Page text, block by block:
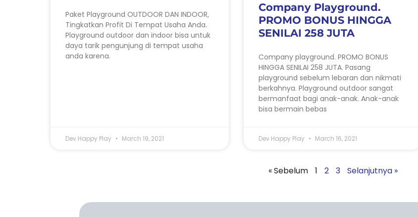
Paket Playground OUTDOOR DAN INDOOR,
Tingkatkan Profit Di Tempat Usaha Anda.
Playground outdoor dan indoor bisa untuk
daya tarik pengunjung di tempat usaha
anda karena.
Dev Happy Play March 19, 2021
Company Playground.
PROMO BONUS HINGGA
SENILAI 258 JUTA
Company playground. PROMO BONUS
HINGGA SENILAI 258 JUTA. Pasang
playground sebelum lebaran dan nikmati
berkahnya. Playground outdoor sangat
bermanfaat bagi anak-anak. Anak-anak
bisa bermain bebas
Dev Happy Play March 16, 2021
« Sebelum 1 2 3 Selanjutnya »